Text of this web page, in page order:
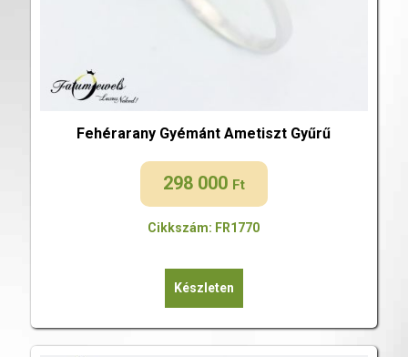
Fehérarany Gyémánt Ametiszt Gyűrű
298 000 Ft
Cikkszám: FR1770
Készleten